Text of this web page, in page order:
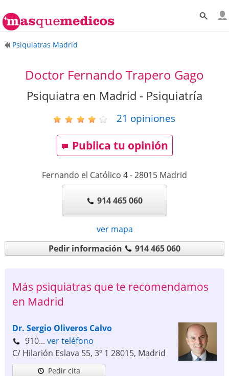
Psiquiatras Madrid
Doctor Fernando Trapero Gago
Psiquiatra en Madrid - Psiquiatría
21 opiniones
Publica tu opinión
Fernando el Católico 4-28015 Madrid
914 465 060
ver mapa
Pedir información
914 465 060
Más psiquiatras que te recomendamos
en Madrid
Dr. Sergio Oliveros Calvo
910... ver teléfono
C/ Hilarión Eslava 55, 3º 1 28015, Madrid
Pedir cita